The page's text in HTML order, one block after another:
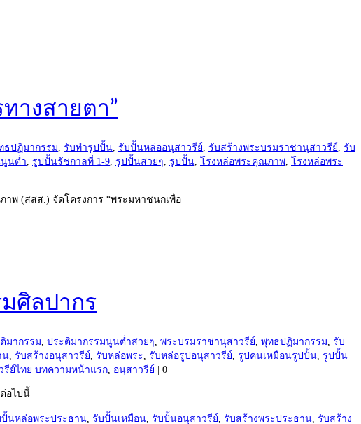
างสายตา”
ธปฏิมากรรม, รับทำรูปปั้น, รับปั้นหล่ออนุสาวรีย์, รับสร้างพระบรมราชานุสาวรีย์, รับ
นต่ำ, รูปปั้นรัชกาลที่ 1-9, รูปปั้นสวยๆ, รูปปั้น, โรงหล่อพระคุณภาพ, โรงหล่อพระ
พ (สสส.) จัดโครงการ “พระมหาชนกเพื่อ
ศิลปากร
มากรรม, ประติมากรรมนูนต่ำสวยๆ, พระบรมราชานุสาวรีย์, พุทธปฏิมากรรม, รับ
น, รับสร้างอนุสาวรีย์, รับหล่อพระ, รับหล่อรูปอนุสาวรีย์, รูปคนเหมือนรูปปั้น, รูปปั้น
รีย์ไทย บทความหน้าแรก, อนุสาวรีย์ 0
อไปนี้
นหล่อพระประธาน, รับปั้นเหมือน, รับปั้นอนุสาวรีย์, รับสร้างพระประธาน, รับสร้าง